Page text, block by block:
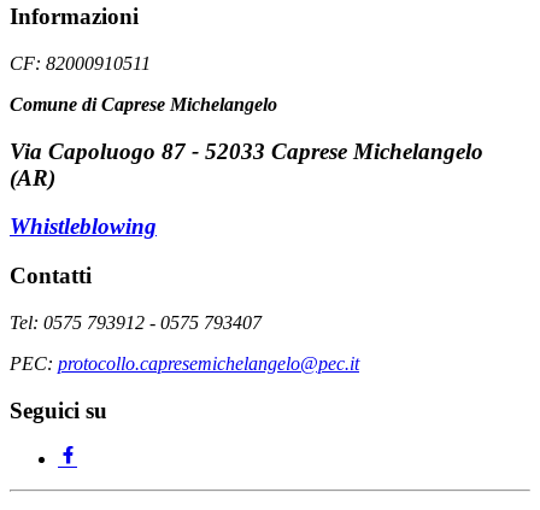
Informazioni
CF: 82000910511
Comune di Caprese Michelangelo
Via Capoluogo 87 - 52033 Caprese Michelangelo
(AR)
Whistleblowing
Contatti
Tel: 0575 793912 - 0575 793407
PEC: protocollo.capresemichelangelo@pec.it
Seguici su